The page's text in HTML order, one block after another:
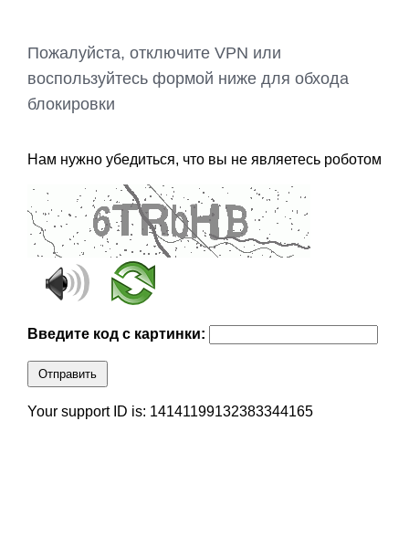
Пожалуйста, отключите VPN или
воспользуйтесь формой ниже для обхода
блокировки
Нам нужно убедиться, что вы не являетесь роботом
Введите код с картинки:
Отправить
Your support ID is: 14141199132383344165